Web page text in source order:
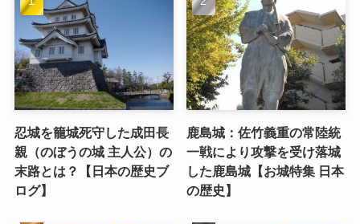
忍城を籠城死守した成田長
親（のぼうの城 主人公）の
末路とは？【日本の歴史ブ
ログ】
鹿島城：佐竹義重の常陸統
一戦により攻撃を受け落城
した鹿島城【お城特集 日本
の歴史】